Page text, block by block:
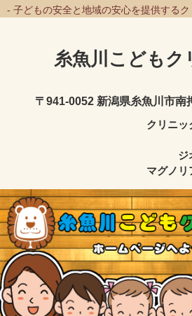
- 子どもの安全と地域の安心を提供する
糸魚川こどもク
〒941-0052 新潟県糸魚川市南
クリニッ
ジ
マグノリ